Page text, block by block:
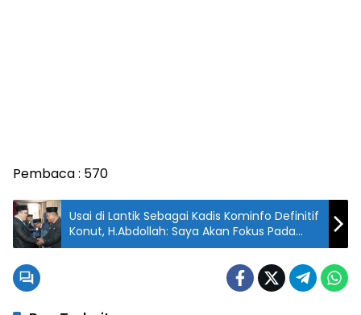
Pembaca : 570
Usai di Lantik Sebagai Kadis Kominfo Definitif
Konut, H.Abdollah: Saya Akan Fokus Pada
Peningkatan Blank Spot